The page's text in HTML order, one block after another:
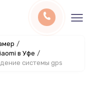
/
в Уфе /
системы gps